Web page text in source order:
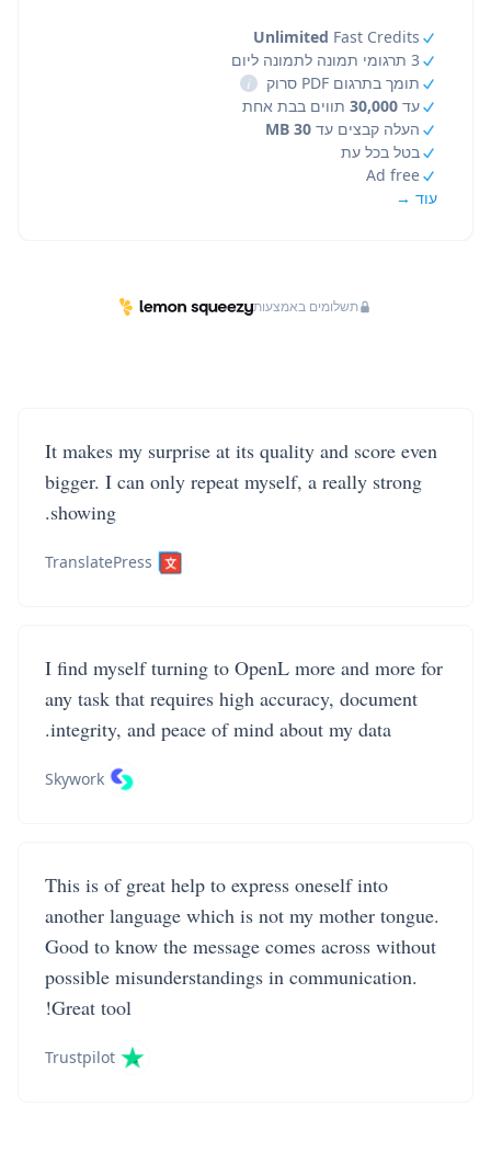
Unlimited Fast Credits
3 תרגומי תמונה לתמונה ליום
תומך בתרגום PDF סרוק
i
עד 30,000 תווים בבת אחת
העלה קבצים עד 30 MB
בטל בכל עת
Ad free
עוד →
תשלומים באמצעות
It makes my surprise at its quality and score even
bigger. I can only repeat myself, a really strong
showing.
TranslatePress
I find myself turning to OpenL more and more for
any task that requires high accuracy, document
integrity, and peace of mind about my data.
Skywork
This is of great help to express oneself into
another language which is not my mother tongue.
Good to know the message comes across without
possible misunderstandings in communication.
Great tool!
Trustpilot